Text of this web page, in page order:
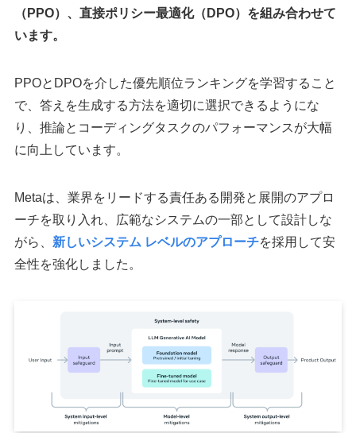
（PPO）、直接ポリシー最適化（DPO）を組み合わせて
います。
PPOとDPOを介した優先順位ランキングを学習すること
で、答えを生成する方法を適切に選択できるようにな
り、推論とコーディングタスクのパフォーマンスが大幅
に向上しています。
Metaは、業界をリードする責任ある開発と展開のアプロ
ーチを取り入れ、広範なシステムの一部として設計しな
がら、 新しいシステム レベルのアプローチを採用して安
全性を強化しました。